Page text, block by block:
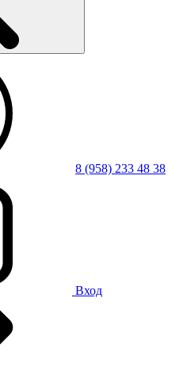
8 (958) 233 48 38
Вход